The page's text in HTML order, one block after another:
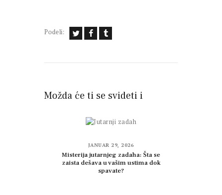
Podeli:
Možda će ti se svideti i
JANUAR 29, 2026
Misterija jutarnjeg zadaha: Šta se
zaista dešava u vašim ustima dok
spavate?